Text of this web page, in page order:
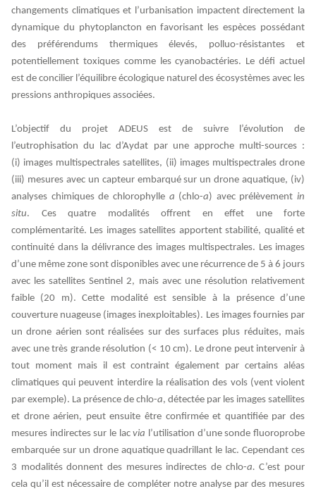
changements climatiques et l’urbanisation impactent directement la
dynamique du phytoplancton en favorisant les espèces possédant
des préférendums thermiques élevés, polluo-résistantes et
potentiellement toxiques comme les cyanobactéries. Le défi actuel
est de concilier l’équilibre écologique naturel des écosystèmes avec les
pressions anthropiques associées.
L’objectif du projet ADEUS est de suivre l’évolution de
l’eutrophisation du lac d’Aydat parune approche multi-sources :
(i) images multispectrales satellites, (ii) images multispectrales drone
(iii) mesures avec un capteur embarqué sur un drone aquatique, (iv)
analyses chimiques de chlorophylle a (chlo-a) avec prélèvement in
situ. Ces quatre modalités offrent en effet une forte
complémentarité. Les images satellites apportent stabilité, qualité et
continuité dans la délivrance des images multispectrales. Les images
d’une même zone sont disponibles avec une récurrence de 5 à 6 jours
avec les satellites Sentinel 2, mais avec une résolution relativement
faible (20 m). Cette modalité est sensible à la présence d’une
couverture nuageuse (images inexploitables). Les images fournies par
un drone aérien sont réalisées sur des surfaces plus réduites, mais
avec une très grande résolution (< 10 cm). Le drone peut intervenir à
tout moment mais il est contraint également par certains aléas
climatiques qui peuvent interdire la réalisation des vols (vent violent
par exemple). La présence de chlo-a, détectée par les images satellites
et drone aérien, peut ensuite être confirmée et quantifiée par des
mesures indirectes sur le lacvia l’utilisation d’unesonde fluoroprobe
embarquée sur un drone aquatique quadrillant le lac. Cependant ces
3 modalités donnent des mesures indirectes de chlo-a.C’est pour
cela qu’il est nécessaire de compléter notre analyse par des mesures